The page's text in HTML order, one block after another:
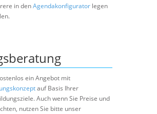
in denAgendakonfigurator legen
ein Angebot mit
auf Basis Ihrer
Auch wenn Sie Preise und
nutzen Sie bitte unser